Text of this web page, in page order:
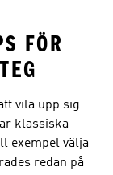
FÖR
vila upp sig
klassiska
exempel välja
redan på